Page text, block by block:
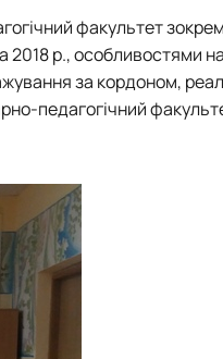
факультет
2018 р., особливостями
за кордоном,
педагогічний